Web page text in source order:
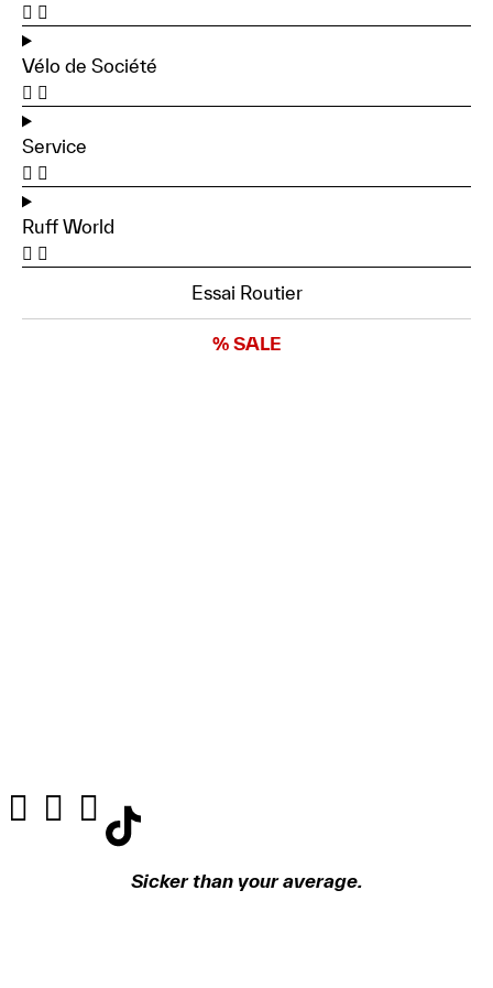
Vélo de Société
Service
Ruff World
Essai Routier
% SALE
Sicker than your average.